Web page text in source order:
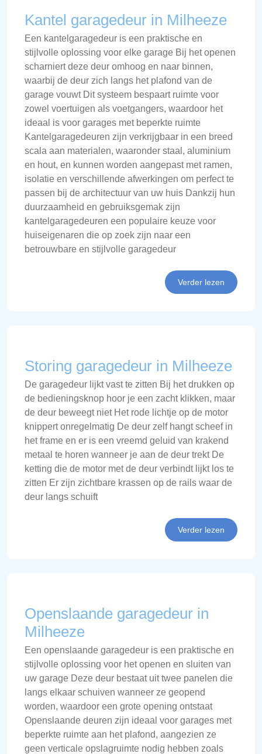
Kantel garagedeur in Milheeze
Een kantelgaragedeur is een praktische en
stijlvolle oplossing voor elke garage Bij het openen
scharniert deze deur omhoog en naar binnen,
waarbij de deur zich langs het plafond van de
garage vouwt Dit systeem bespaart ruimte voor
zowel voertuigen als voetgangers, waardoor het
ideaal is voor garages met beperkte ruimte
Kantelgaragedeuren zijn verkrijgbaar in een breed
scala aan materialen, waaronder staal, aluminium
en hout, en kunnen worden aangepast met ramen,
isolatie en verschillende afwerkingen om perfect te
passen bij de architectuur van uw huis Dankzij hun
duurzaamheid en gebruiksgemak zijn
kantelgaragedeuren een populaire keuze voor
huiseigenaren die op zoek zijn naar een
betrouwbare en stijlvolle garagedeur
Verder lezen
Storing garagedeur in Milheeze
De garagedeur lijkt vast te zitten Bij het drukken op
de bedieningsknop hoor je een zacht klikken, maar
de deur beweegt niet Het rode lichtje op de motor
knippert onregelmatig De deur zelf hangt scheef in
het frame en er is een vreemd geluid van krakend
metaal te horen wanneer je aan de deur trekt De
ketting die de motor met de deur verbindt lijkt los te
zitten Er zijn zichtbare krassen op de rails waar de
deur langs schuift
Verder lezen
Openslaande garagedeur in
Milheeze
Een openslaande garagedeur is een praktische en
stijlvolle oplossing voor het openen en sluiten van
uw garage Deze deur bestaat uit twee panelen die
langs elkaar schuiven wanneer ze geopend
worden, waardoor een grote opening ontstaat
Openslaande deuren zijn ideaal voor garages met
beperkte ruimte aan het plafond, aangezien ze
geen verticale opslagruimte nodig hebben zoals